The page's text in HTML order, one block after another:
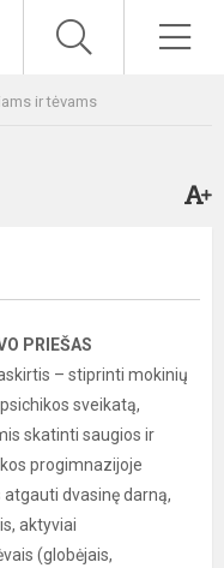
ir tėvams
PRIEŠAS
– stiprinti mokinių
sveikatą,
skatinti saugios ir
progimnazijoje
dvasinę darną,
aktyviai
(globėjais,